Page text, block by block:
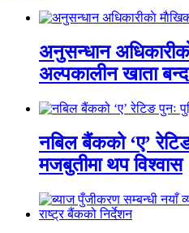
अनुसन्धान
अल्पकालीन खाता
नबिल बैंकको ‘ए’ रेटिङ
मजबुतीमा थप विश्वास